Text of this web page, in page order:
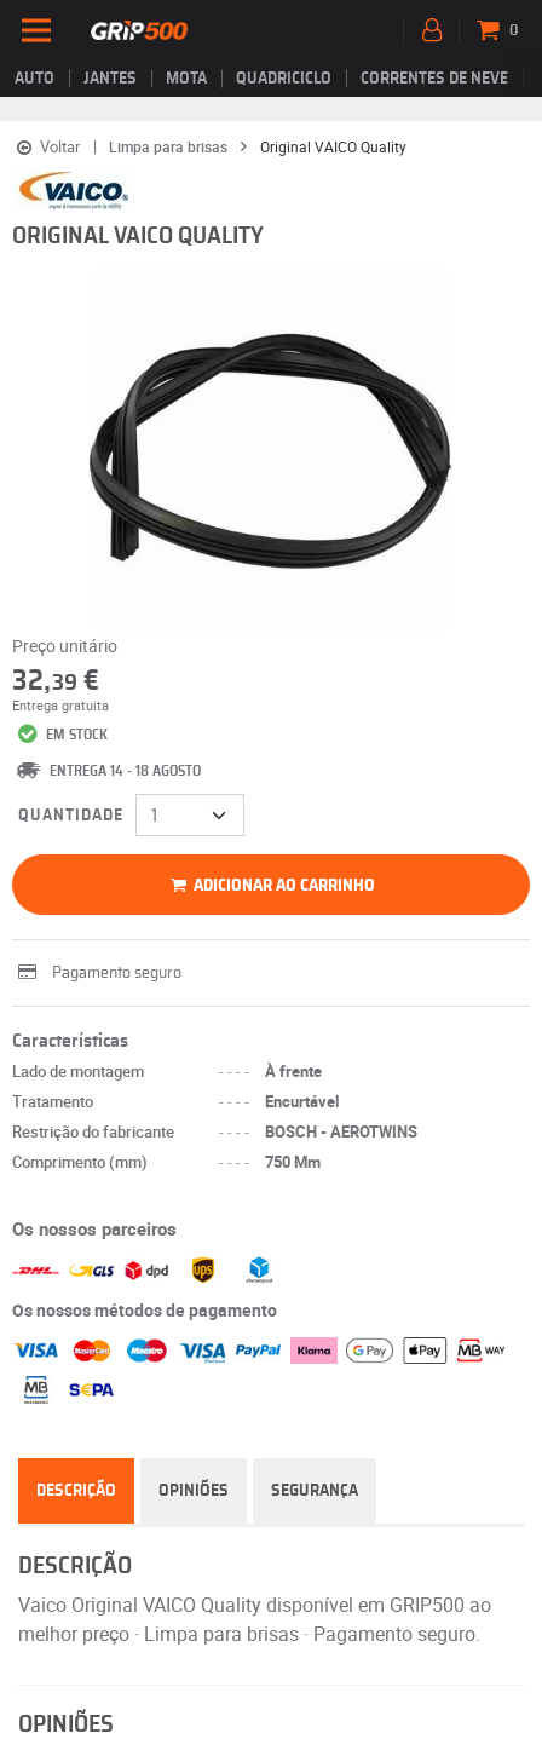
AUTO JANTES MOTA QUADRICICLO CORRENTES DE NEVE
0
Voltar Limpa para brisas Original VAICO Quality
ORIGINAL VAICO QUALITY
Preço unitário
32,39 €
Entrega gratuita
EM STOCK
ENTREGA 14 - 18 AGOSTO
QUANTIDADE
ADICIONAR AO CARRINHO
Pagamento seguro
Características
Lado de montagem ----
À frente
Tratamento
----
Encurtável
Restrição do fabricante
----
BOSCH - AEROTWINS
Comprimento (mm)
---- 750 Mm
Os nossos parceiros
Os nossos métodos de pagamento
DESCRIÇÃO OPINIÕES SEGURANÇA
DESCRIÇÃO
Vaico Original VAICO Quality disponível em GRIP500 ao
melhor preço · Limpa para brisas · Pagamento seguro.
OPINIÕES